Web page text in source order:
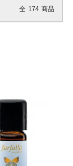
全 174 商品